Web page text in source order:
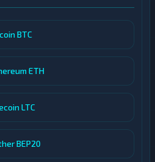
BTC
ETH
LTC
BEP20